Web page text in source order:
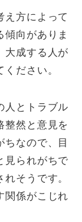
え方によって
傾向がありま
大成する人が
ださい。
人とトラブル
整然と意見を
ちなので、目
見られがちで
そうです。
関係がこじれ